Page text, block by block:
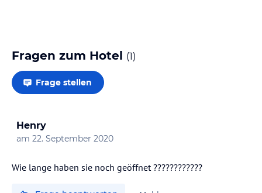
Fragen zum Hotel (1)
Frage stellen
Henry
am 22. September 2020
Wie lange haben sie noch geöffnet ????????????